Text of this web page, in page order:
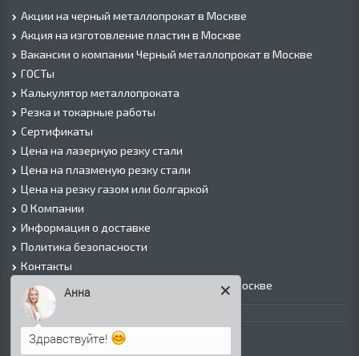
Акции на черный металлопрокат в Москве
Акция на изготовление пластин в Москве
Вакансии о компании Черный металлопрокат в Москве
ГОСТы
Калькулятор металлопроката
Резка и токарные работы
Сертификаты
Цена на лазерную резку стали
Цена на плазменую резку стали
Цена на резку газом или болгаркой
О Компании
Информация о доставке
Политика безопасности
Контакты
Прайс лист на черный металлопрокат в Москве
Листовой прокат
Лист г/к
Анна
Здравствуйте!